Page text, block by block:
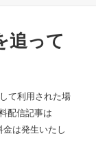
追って
て利用された場
配信記事は
は発生いたし